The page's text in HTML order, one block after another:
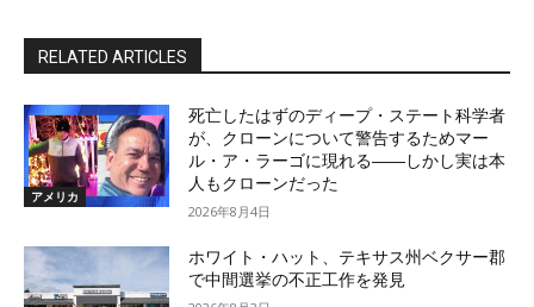
RELATED ARTICLES
アメリカ
死亡したはずのディープ・ステート科学者
が、クローンについて警告するためマー
ル・ア・ラーゴに現れる――しかし実は本
人もクローンだった
2026年8月4日
ホワイト・ハット、テキサス州ベクサー郡
で中間選挙の不正工作を発見